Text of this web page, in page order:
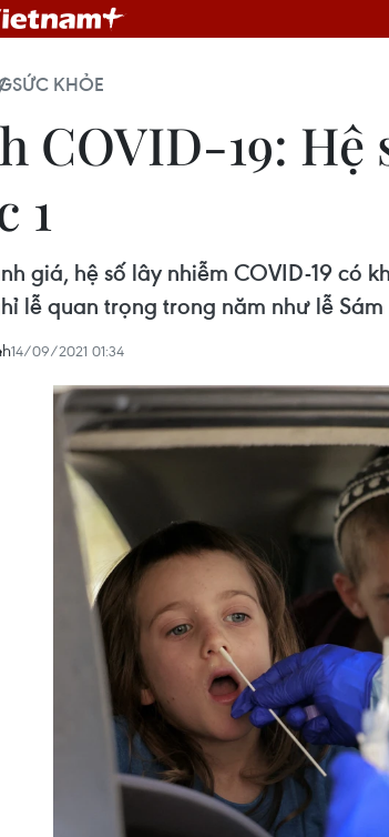
SỨC KHỎE
COVID-19:
1
giá, hệ số lây nhiễm COVID-19 có
lễ quan trọng trong năm như lễ Sám
14/09/2021 01:34